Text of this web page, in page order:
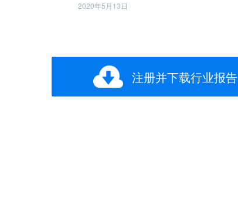
2020年5月13日
注册并下载行业报告